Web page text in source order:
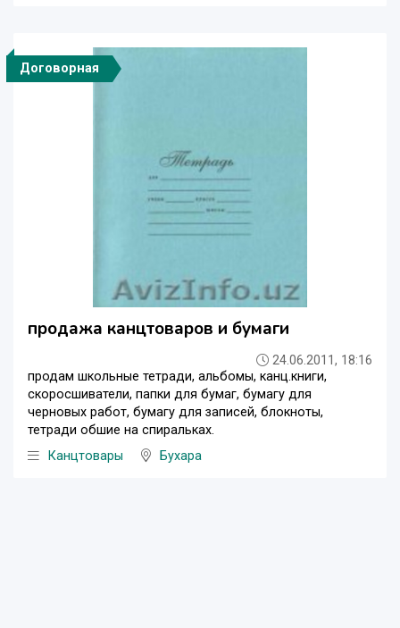
Договорная
продажа канцтоваров и бумаги
24.06.2011, 18:16
продам школьные тетради, альбомы, канц.книги,
скоросшиватели, папки для бумаг, бумагу для
черновых работ, бумагу для записей, блокноты,
тетради обшие на спиральках.
Канцтовары
Бухара